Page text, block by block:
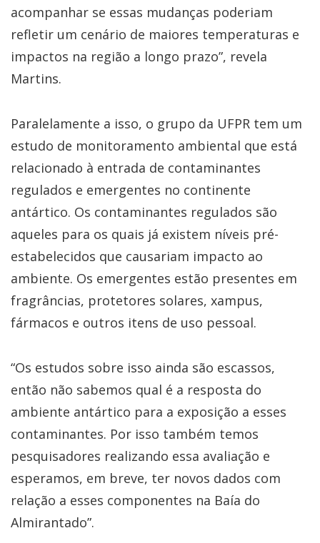
acompanhar se essas mudanças poderiam
refletir um cenário de maiores temperaturas e
impactos na região a longo prazo”, revela
Martins.
Paralelamente a isso, o grupo da UFPR tem um
estudo de monitoramento ambiental que está
relacionado à entrada de contaminantes
regulados e emergentes no continente
antártico. Os contaminantes regulados são
aqueles para os quais já existem níveis pré-
estabelecidos que causariam impacto ao
ambiente. Os emergentes estão presentes em
fragrâncias, protetores solares, xampus,
fármacos e outros itens de uso pessoal.
“Os estudos sobre isso ainda são escassos,
então não sabemos qual é a resposta do
ambiente antártico para a exposição a esses
contaminantes. Por isso também temos
pesquisadores realizando essa avaliação e
esperamos, em breve, ter novos dados com
relação a esses componentes na Baía do
Almirantado”.